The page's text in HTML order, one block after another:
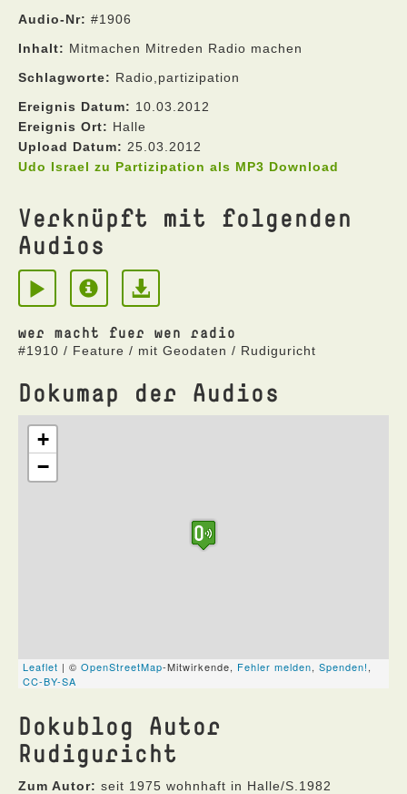
Audio-Nr: #1906
Inhalt: Mitmachen Mitreden Radio machen
Schlagworte: Radio,partizipation
Ereignis Datum: 10.03.2012
Ereignis Ort: Halle
Upload Datum: 25.03.2012
Udo Israel zu Partizipation als MP3 Download
Verknüpft mit folgenden
Audios
wer macht fuer wen radio
#1910 / Feature / mit Geodaten / Rudiguricht
Dokumap der Audios
Dokublog Autor
Rudiguricht
Zum Autor: seit 1975 wohnhaft in Halle/S.1982